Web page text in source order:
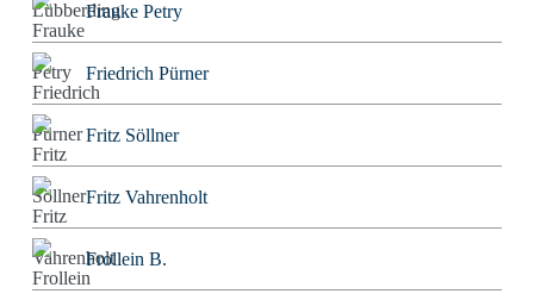
Frauke Petry
Friedrich Pürner
Fritz Söllner
Fritz Vahrenholt
Frollein B.